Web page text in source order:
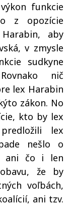
funkcie
z opozície
aby
v zmysle
sudkyne
nič
lex Harabin
zákon. No
kto by lex
lex
nešlo o
ani čo i len
že by
voľbách,
ani tzv.